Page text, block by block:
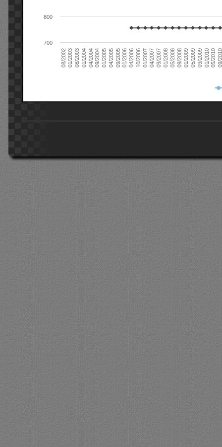
08/200201/200308/200301/200404/200409/200401/200504/200509/200501/200604/200610/200601/200704/200709/200701/200805/200809/200801/200905/200909/200901/201005/201009/
700
800